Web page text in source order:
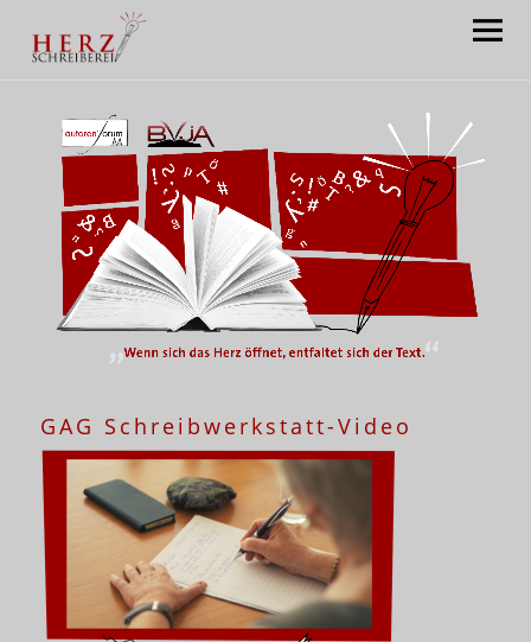
Herzschreiberei:
Claudia Satory
GAG Schreibwerkstatt-Video